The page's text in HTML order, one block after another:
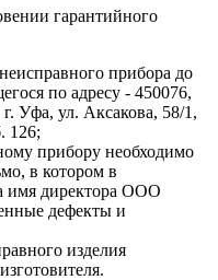
гарантийного
прибора до
по адресу - 450076,
Уфа, ул. Аксакова, 58/1,
126;
прибору необходимо
в котором в
имя директора ООО
дефекты и
изделия